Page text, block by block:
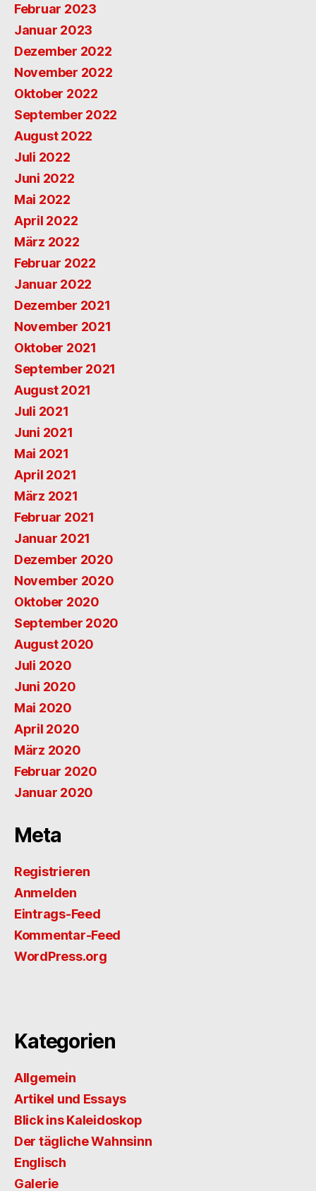
Februar 2023
Januar 2023
Dezember 2022
November 2022
Oktober 2022
September 2022
August 2022
Juli 2022
Juni 2022
Mai 2022
April 2022
März 2022
Februar 2022
Januar 2022
Dezember 2021
November 2021
Oktober 2021
September 2021
August 2021
Juli 2021
Juni 2021
Mai 2021
April 2021
März 2021
Februar 2021
Januar 2021
Dezember 2020
November 2020
Oktober 2020
September 2020
August 2020
Juli 2020
Juni 2020
Mai 2020
April 2020
März 2020
Februar 2020
Januar 2020
Meta
Registrieren
Anmelden
Eintrags-Feed
Kommentar-Feed
WordPress.org
Kategorien
Allgemein
Artikel und Essays
Blick ins Kaleidoskop
Der tägliche Wahnsinn
Englisch
Galerie